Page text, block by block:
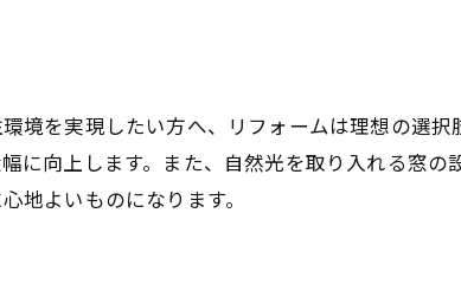
境を実現したい方へ、リフォームは理想の選
に向上します。また、自然光を取り入れる窓
地よいものになります。